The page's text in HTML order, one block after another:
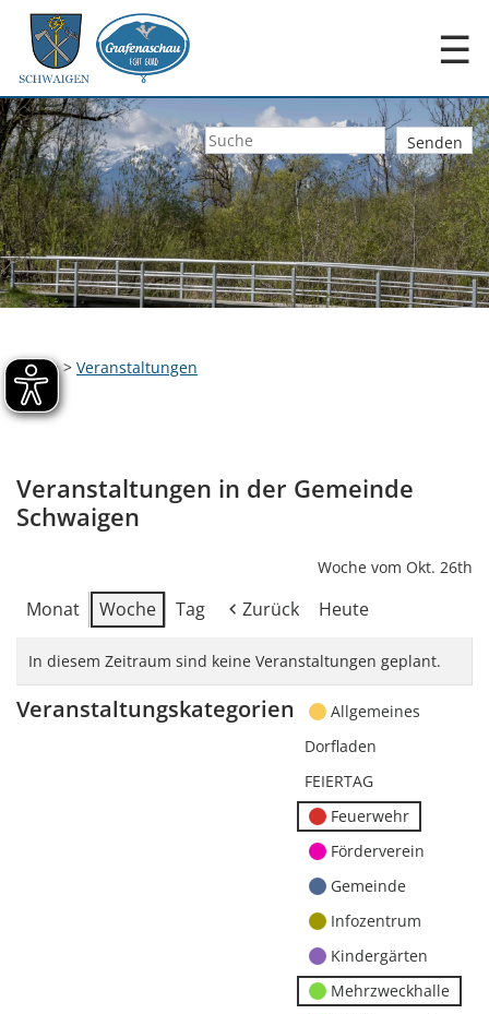
☰
Home> Veranstaltungen
Veranstaltungen in der Gemeinde
Schwaigen
Woche vom Okt. 26th
Monat Woche Tag Zurück Heute
In diesem Zeitraum sind keine Veranstaltungen geplant.
Veranstaltungskategorien
Allgemeines
Dorfladen
FEIERTAG
Feuerwehr
Förderverein
Gemeinde
Infozentrum
Kindergärten
Mehrzweckhalle